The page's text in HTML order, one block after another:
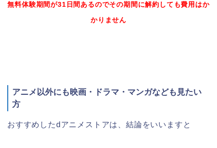
無料体験期間が31日間あるのでその期間に解約しても費用はか
かりません
アニメ以外にも映画・ドラマ・マンガなども見たい
方
おすすめしたdアニメストアは、結論をいいますと